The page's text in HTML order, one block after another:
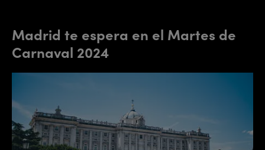
Madrid te espera en el Martes de
Carnaval 2024